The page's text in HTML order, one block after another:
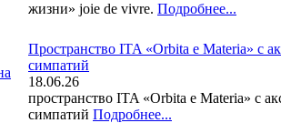
жизни» joie de vivre. Подробнее...
Пространство ITA «Orbita e Materia» с
симпатий
18.06.26
пространство ITA «Orbita e Materia» с
симпатий Подробнее...